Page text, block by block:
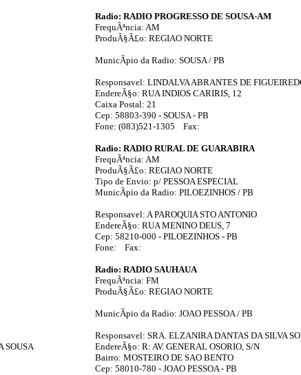
SOUSA
Radio: RADIO PROGRESSO DE SOUSA-AM
FrequÃªncia: AM
ProduÃ§Ã£o: REGIAO NORTE
MunicÃ­pio da Radio: SOUSA / PB
Responsavel: LINDALVA ABRANTES DE
EndereÃ§o: RUA INDIOS CARIRIS, 12
Caixa Postal: 21
Cep: 58803-390 - SOUSA - PB
Fone: (083)521-1305 Fax:
Radio: RADIO RURAL DE GUARABIRA
FrequÃªncia: AM
ProduÃ§Ã£o: REGIAO NORTE
Tipo de Envio: p/ PESSOA ESPECIAL
MunicÃ­pio da Radio: PILOEZINHOS / PB
Responsavel: A PAROQUIA STO ANTONIO
EndereÃ§o: RUA MENINO DEUS, 7
Cep: 58210-000 - PILOEZINHOS - PB
Fone: Fax:
Radio: RADIO SAUHAUA
FrequÃªncia: FM
ProduÃ§Ã£o: REGIAO NORTE
MunicÃ­pio da Radio: JOAO PESSOA / PB
Responsavel: SRA. ELZANIRA DANTAS DA SILVA
EndereÃ§o: R: AV. GENERAL OSORIO, S/N
Bairro: MOSTEIRO DE SAO BENTO
Cep: 58010-780 - JOAO PESSOA - PB